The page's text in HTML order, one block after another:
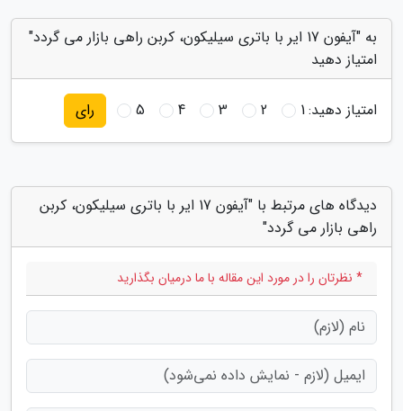
به "آیفون 17 ایر با باتری سیلیکون، کربن راهی بازار می گردد"
امتیاز دهید
امتیاز دهید:1
2
3
4
5 رای
دیدگاه های مرتبط با "آیفون 17 ایر با باتری سیلیکون، کربن
راهی بازار می گردد"
* نظرتان را در مورد این مقاله با ما درمیان بگذارید